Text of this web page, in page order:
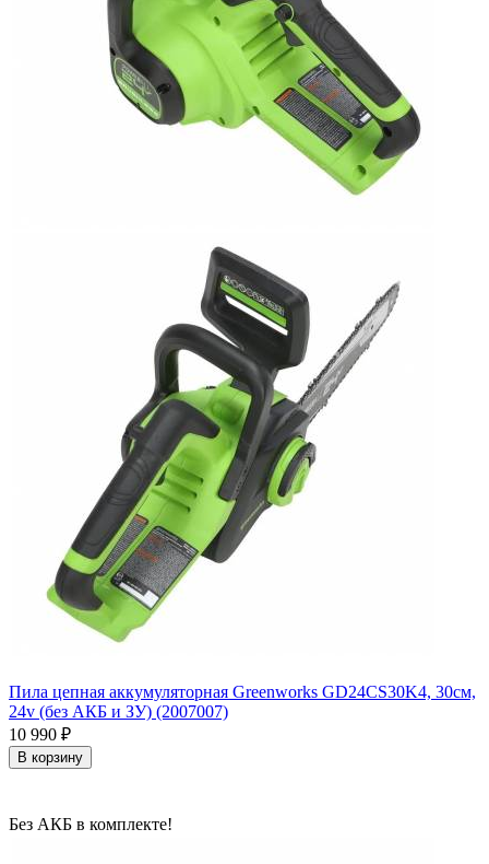
Пила цепная аккумуляторная Greenworks GD24CS30K4, 30см,
24v (без АКБ и ЗУ) (2007007)
10 990 ₽
В корзину
Без АКБ в комплекте!